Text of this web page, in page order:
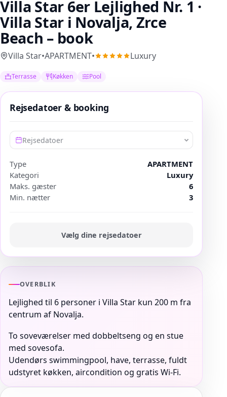
Villa Star 6er Lejlighed Nr. 1 ·
Villa Star i Novalja, Zrce
Beach – book
Villa Star•APARTMENT• Luxury
Terrasse Køkken Pool
OVERBLIK
Lejlighed til 6 personer i Villa Star kun 200 m fra
centrum af Novalja.
To soveværelser med dobbeltseng og en stue
med sovesofa.
Udendørs swimmingpool, have, terrasse, fuldt
udstyret køkken, aircondition og gratis Wi-Fi.
Rejsedatoer & booking
Rejsedatoer
Type
APARTMENT
Kategori
Luxury
Maks. gæster
6
Min. nætter
3
Vælg dine rejsedatoer